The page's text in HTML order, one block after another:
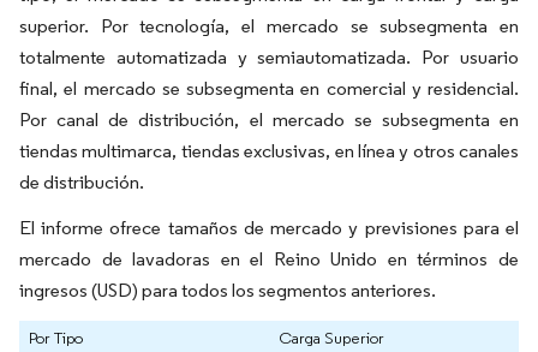
superior. Por tecnología, el mercado se subsegmenta en
totalmente automatizada y semiautomatizada. Por usuario
final, el mercado se subsegmenta en comercial y residencial.
Por canal de distribución, el mercado se subsegmenta en
tiendas multimarca, tiendas exclusivas, en línea y otros canales
de distribución.
El informe ofrece tamaños de mercado y previsiones para el
mercado de lavadoras en el Reino Unido en términos de
ingresos (USD) para todos los segmentos anteriores.
Por Tipo
Carga Superior